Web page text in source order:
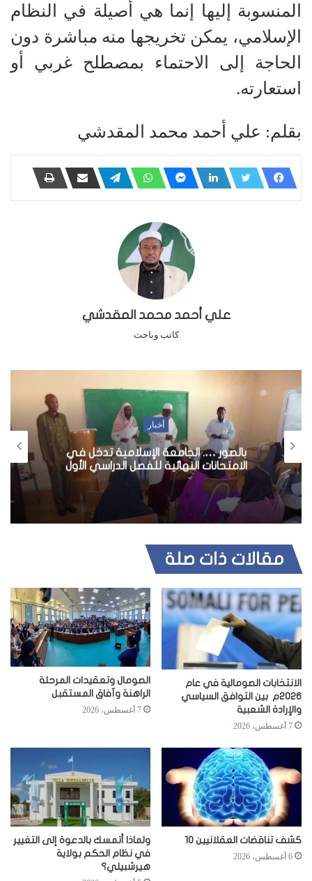
المنسوبة إليها إنما هي أصيلة في النظام
الإسلامي، يمكن تخريجها منه مباشرة دون
الحاجة إلى الاحتماء بمصطلح غربي أو
استعارته.
بقلم: علي أحمد محمد المقدشي
علي أحمد محمد المقدشي
كاتب وباحث
أخبار
مقتل صحفي صومالي في مقديشو
مقالات ذات صلة
الانتخابات الصومالية في عام
2026م بين التوافق السياسي
والإرادة الشعبية
7 أغسطس، 2026
الصومال وتعقيدات المرحلة
الراهنة وآفاق المستقبل
7 أغسطس، 2026
كشف تناقضات العقلانيين 10
6 أغسطس، 2026
ولماذا أتمسك بالدعوة إلى التغيير
في نظام الحكم بولاية
هيرشبيلي؟